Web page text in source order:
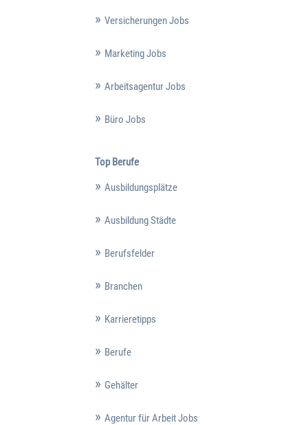
Versicherungen Jobs
Marketing Jobs
Arbeitsagentur Jobs
Büro Jobs
Top Berufe
Ausbildungsplätze
Ausbildung Städte
Berufsfelder
Branchen
Karrieretipps
Berufe
Gehälter
Agentur für Arbeit Jobs